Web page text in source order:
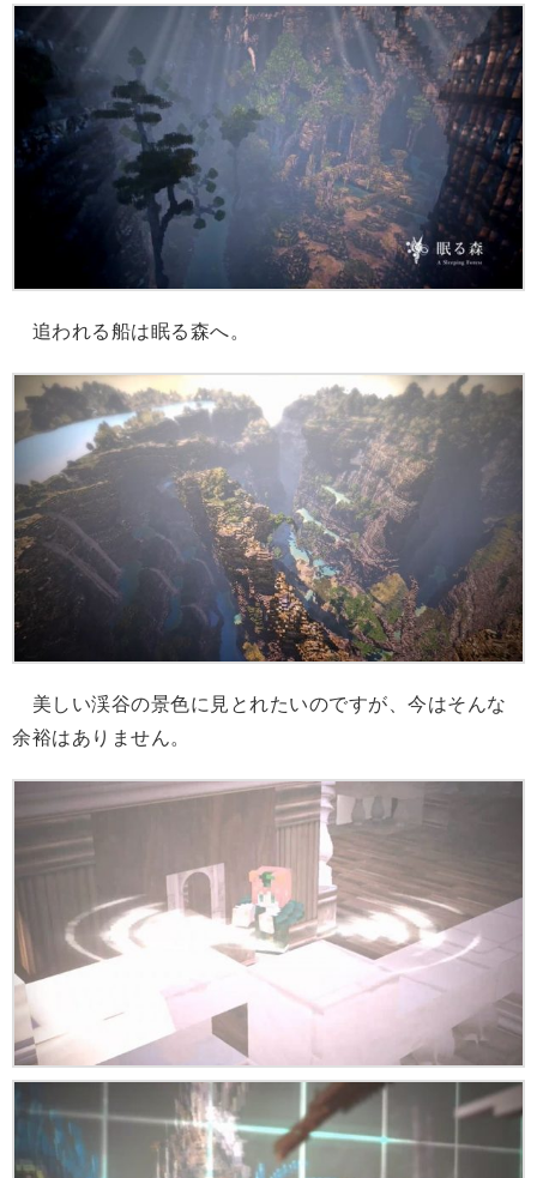
追われる船は眠る森へ。
美しい渓谷の景色に見とれたいのですが、今はそんな
余裕はありません。